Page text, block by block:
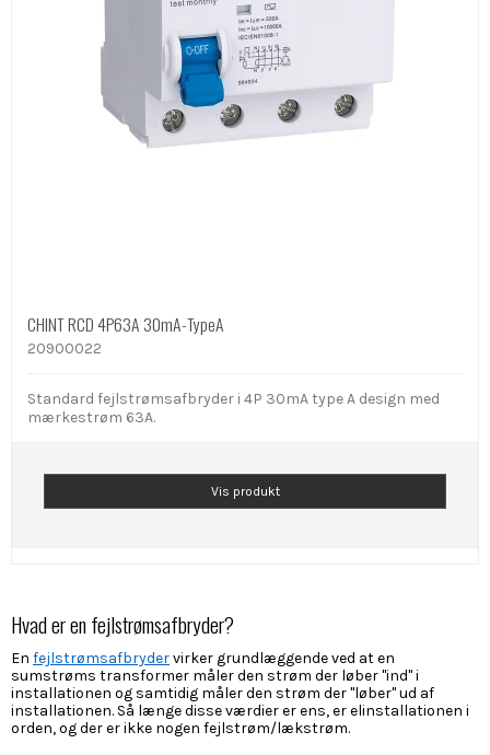
CHINT RCD 4P63A 30mA-TypeA
20900022
Standard fejlstrømsafbryder i 4P 30mA type A design med
mærkestrøm 63A.
Vis produkt
Hvad er en fejlstrømsafbryder?
En fejlstrømsafbrydervirker grundlæggende ved at en
sumstrøms transformer måler den strøm der løber "ind" i
installationen og samtidig måler den strøm der "løber" ud af
installationen. Så længe disse værdier er ens, er elinstallationen i
orden, og der er ikke nogen fejlstrøm/lækstrøm.